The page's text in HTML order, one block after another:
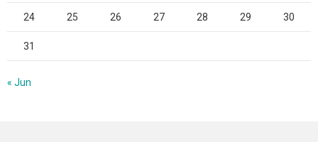
24 25 26 27 28 29 30
31
« Jun